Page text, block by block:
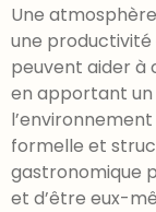
Une
une productivité
peuvent aider
en apportant
l’environnement
formelle et
gastronomique
et d’être eux-